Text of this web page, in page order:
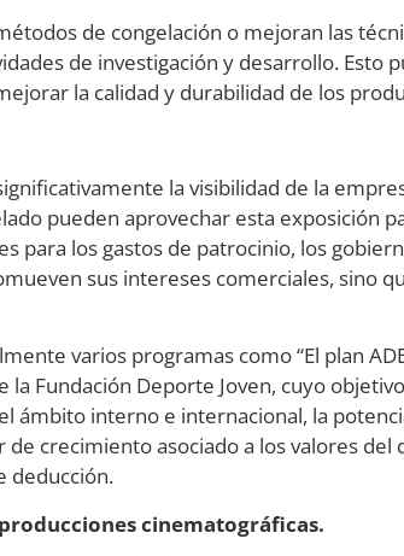
de congelación o mejoran las
de investigación y desarrollo. Esto
la calidad y durabilidad de los
la visibilidad de la
pueden aprovechar esta exposición
para los gastos de patrocinio, los
sus intereses comerciales, sino
varios programas como “El plan
la Fundación Deporte Joven, cuyo
ámbito interno e internacional, la
crecimiento asociado a los valores del
deducción.
cinematográficas.